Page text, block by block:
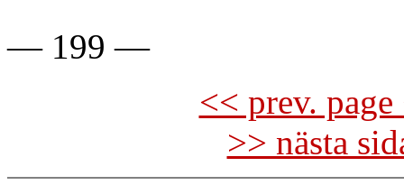
— 199 —
<< prev.
>> nästa